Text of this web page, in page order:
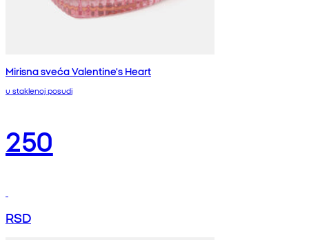
Mirisna sveća Valentine's Heart
u staklenoj posudi
250
RSD